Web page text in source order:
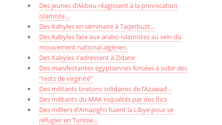
Des jeunes d’Akbou réagissent à la provocation
islamiste...
Des Kabyles en séminaire à Taqerbuzt...
Des Kabyles face aux arabo-islamistes au sein du
mouvement national algérien.
Des Kabyles s’adressent à Zidane
Des manifestantes égyptiennes forcées à subir des
"tests de virginité"
Des militants bretons solidaires de l’Azawad...
Des militants du MAK inquiétés par des flics
Des milliers d’Amazighs fuient la Libye pour se
réfugier en Tunisie...